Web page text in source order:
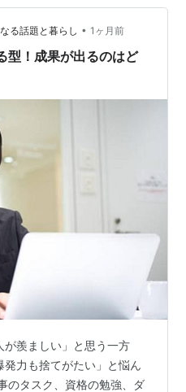
果は後続の行動や制度へ連
の部門へ影響を与える。
↓ 意思決定 ↓ 資源配分・
る話題と暮らし • 1ヶ月前
型！成果が出るのはど
が羨ましい」と思う一方
力も捨てがたい」と悩ん
のタスク、資格の勉強、ダ